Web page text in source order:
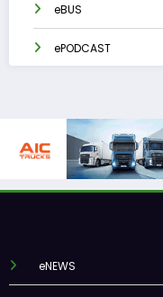
eBUS
ePODCAST
eNEWS